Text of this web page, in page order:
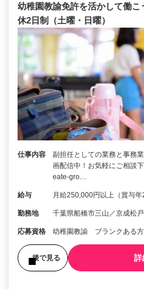
幼稚園教諭免許を活かして働
休2日制（土曜・日曜）
仕事内容
副担任としての業務と事務
画配信中！お気軽にご相談
eate-gro…
給与 月給250,000円以上（賞与年
勤務地 千葉県船橋市三山／京成松
応募資格 幼稚園教諭 ブランクある
後で見る 詳